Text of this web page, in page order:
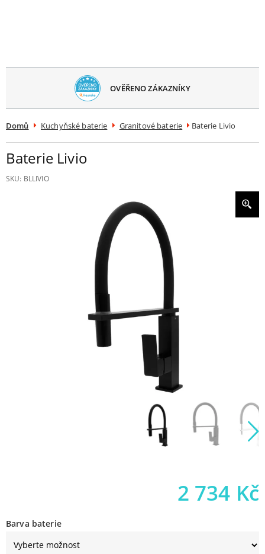
OVĚŘENO ZÁKAZNÍKY
Domů Kuchyňské baterie Granitové baterie Baterie Livio
Baterie Livio
SKU: BLLIVIO
2 734 Kč
Barva baterie